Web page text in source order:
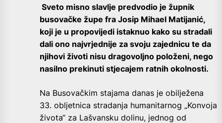
Sveto misno slavlje predvodio je župnik
busovačke župe fra Josip Mihael Matijanić,
koji je u propovijedi istaknuo kako su stradali
dali ono najvrjednije za svoju zajednicu te da
njihovi životi nisu dragovoljno položeni, nego
nasilno prekinuti stjecajem ratnih okolnosti.
Na Busovačkim stajama danas je obilježena
33. obljetnica stradanja humanitarnog „Konvoja
života“ za Lašvansku dolinu, jednog od